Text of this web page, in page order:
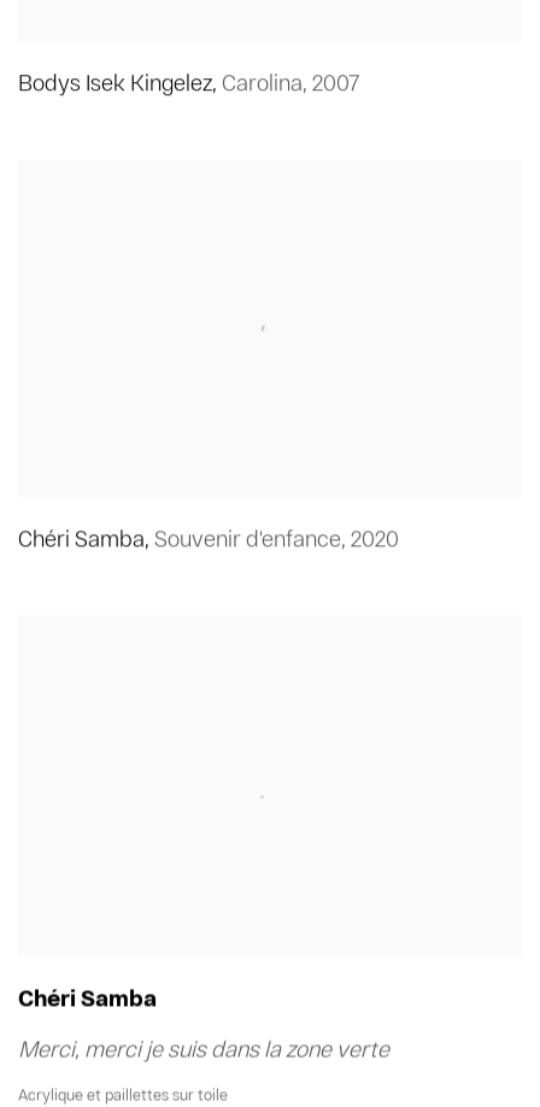
Bodys Isek Kingelez, Carolina, 2007
Chéri Samba, Souvenir d'enfance, 2020
Chéri Samba
Merci, merci je suis dans la zone verte
Acrylique et paillettes sur toile